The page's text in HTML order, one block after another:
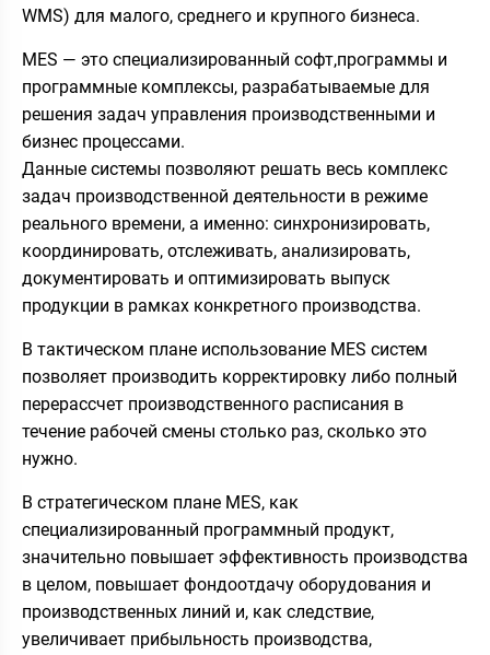
WMS) для малого, среднего и крупного бизнеса.
MES — это специализированный софт,программы и
программные комплексы, разрабатываемые для
решения задач управления производственными и
бизнес процессами.
Данные системы позволяют решать весь комплекс
задач производственной деятельности в режиме
реального времени, а именно: синхронизировать,
координировать, отслеживать, анализировать,
документировать и оптимизировать выпуск
продукции в рамках конкретного производства.
В тактическом плане использование MES систем
позволяет производить корректировку либо полный
перерассчет производственного расписания в
течение рабочей смены столько раз, сколько это
нужно.
В стратегическом плане MES, как
специализированный программный продукт,
значительно повышает эффективность производства
в целом, повышает фондоотдачу оборудования и
производственных линий и, как следствие,
увеличивает прибыльность производства,